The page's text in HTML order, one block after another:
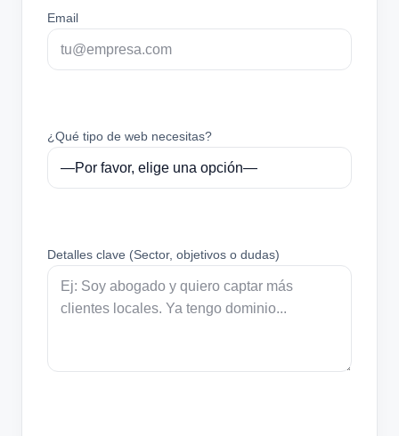
Email
¿Qué tipo de web necesitas?
Detalles clave (Sector, objetivos o dudas)